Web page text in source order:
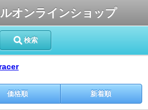
オンラインショップ
検索
価格順 新着順